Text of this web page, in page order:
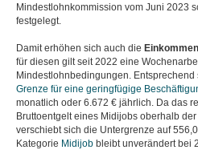
Mindestlohnkommission vom Juni 2023
festgelegt.
Damit erhöhen sich auch die
für diesen gilt seit 2022 eine
Mindestlohnbedingungen.
Grenze für eine geringfügige
monatlich oder 6.672 € jährlich. Da das
Bruttoentgelt eines Midijobs oberhalb
verschiebt sich die Untergrenze auf
Kategorie Midijob bleibt unverändert bei